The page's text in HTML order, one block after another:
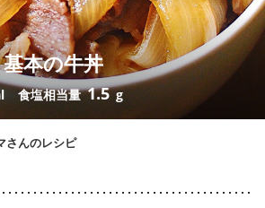
本の牛丼
食塩相当量1.5 g
さんのレシピ